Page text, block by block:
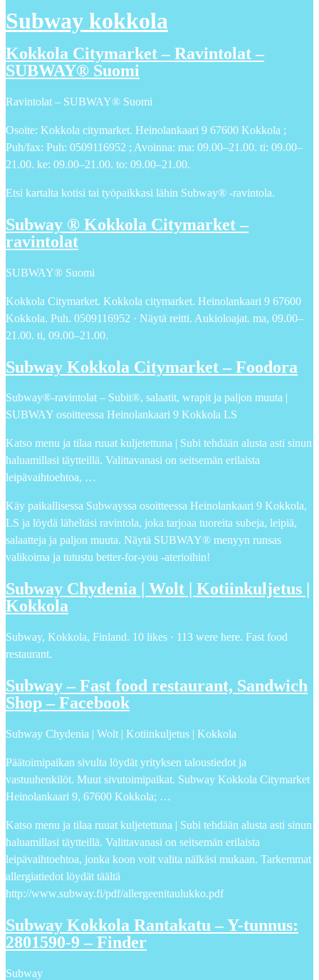
Subway kokkola
Kokkola Citymarket – Ravintolat –
SUBWAY® Suomi
Ravintolat – SUBWAY® Suomi
Osoite: Kokkola citymarket. Heinolankaari 9 67600 Kokkola ;
Puh/fax: Puh: 0509116952 ; Avoinna: ma: 09.00–21.00. ti: 09.00–
21.00. ke: 09.00–21.00. to: 09.00–21.00.
Etsi kartalta kotisi tai työpaikkasi lähin Subway® -ravintola.
Subway ® Kokkola Citymarket –
ravintolat
SUBWAY® Suomi
Kokkola Citymarket. Kokkola citymarket. Heinolankaari 9 67600
Kokkola. Puh. 0509116952 · Näytä reitti. Aukioloajat. ma, 09.00–
21.00. ti, 09.00–21.00.
Subway Kokkola Citymarket – Foodora
Subway®-ravintolat – Subit®, salaatit, wrapit ja paljon muuta |
SUBWAY osoitteessa Heinolankaari 9 Kokkola LS
Katso menu ja tilaa ruuat kuljetettuna | Subi tehdään alusta asti sinun
haluamillasi täytteillä. Valittavanasi on seitsemän erilaista
leipävaihtoehtoa, …
Käy paikallisessa Subwayssa osoitteessa Heinolankaari 9 Kokkola,
LS ja löydä läheltäsi ravintola, joka tarjoaa tuoreita subeja, leipiä,
salaatteja ja paljon muuta. Näytä SUBWAY® menyyn runsas
valikoima ja tutustu better-for-you -aterioihin!
Subway Chydenia | Wolt | Kotiinkuljetus |
Kokkola
Subway, Kokkola, Finland. 10 likes · 113 were here. Fast food
restaurant.
Subway – Fast food restaurant, Sandwich
Shop – Facebook
Subway Chydenia | Wolt | Kotiinkuljetus | Kokkola
Päätoimipaikan sivulta löydät yrityksen taloustiedot ja
vastuuhenkilöt. Muut sivutoimipaikat. Subway Kokkola Citymarket
Heinolankaari 9, 67600 Kokkola; …
Katso menu ja tilaa ruuat kuljetettuna | Subi tehdään alusta asti sinun
haluamillasi täytteillä. Valittavanasi on seitsemän erilaista
leipävaihtoehtoa, jonka koon voit valita nälkäsi mukaan. Tarkemmat
allergiatiedot löydät täältä
http://www.subway.fi/pdf/allergeenitaulukko.pdf
Subway Kokkola Rantakatu – Y-tunnus:
2801590-9 – Finder
Subway